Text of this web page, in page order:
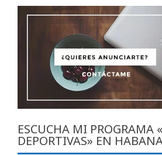
ESCUCHA MI PROGRAMA
DEPORTIVAS» EN